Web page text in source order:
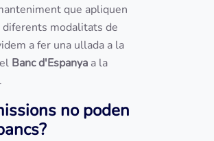
que apliquen
modalitats de
a fer una ullada a la
Banc d'Espanya a la
no poden